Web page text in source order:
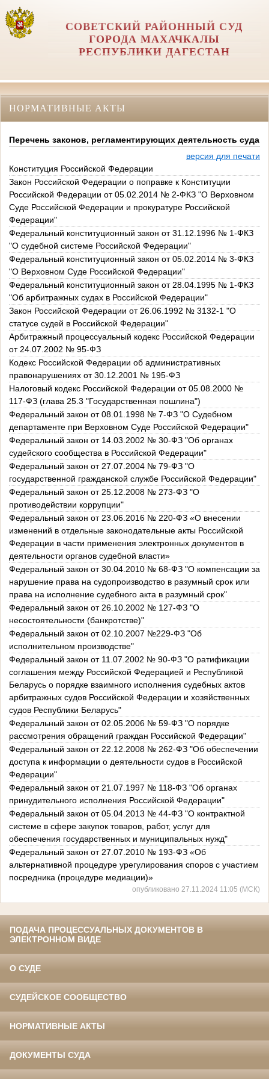
СОВЕТСКИЙ РАЙОННЫЙ СУД
ГОРОДА МАХАЧКАЛЫ
РЕСПУБЛИКИ ДАГЕСТАН
НОРМАТИВНЫЕ АКТЫ
Перечень законов, регламентирующих деятельность суда
версия для печати
Конституция Российской Федерации
Закон Российской Федерации о поправке к Конституции
Российской Федерации от 05.02.2014 № 2-ФКЗ "О Верховном
Суде Российской Федерации и прокуратуре Российской
Федерации"
Федеральный конституционный закон от 31.12.1996 № 1-ФКЗ
"О судебной системе Российской Федерации"
Федеральный конституционный закон от 05.02.2014 № 3-ФКЗ
"О Верховном Суде Российской Федерации"
Федеральный конституционный закон от 28.04.1995 № 1-ФКЗ
"Об арбитражных судах в Российской Федерации"
Закон Российской Федерации от 26.06.1992 № 3132-1 "О
статусе судей в Российской Федерации"
Арбитражный процессуальный кодекс Российской Федерации
от 24.07.2002 № 95-ФЗ
Кодекс Российской Федерации об административных
правонарушениях от 30.12.2001 № 195-ФЗ
Налоговый кодекс Российской Федерации от 05.08.2000 №
117-ФЗ (глава 25.3 "Государственная пошлина")
Федеральный закон от 08.01.1998 № 7-ФЗ "О Судебном
департаменте при Верховном Суде Российской Федерации"
Федеральный закон от 14.03.2002 № 30-ФЗ "Об органах
судейского сообщества в Российской Федерации"
Федеральный закон от 27.07.2004 № 79-ФЗ "О
государственной гражданской службе Российской Федерации"
Федеральный закон от 25.12.2008 № 273-ФЗ "О
противодействии коррупции"
Федеральный закон от 23.06.2016 № 220-ФЗ «О внесении
изменений в отдельные законодательные акты Российской
Федерации в части применения электронных документов в
деятельности органов судебной власти»
Федеральный закон от 30.04.2010 № 68-ФЗ "О компенсации за
нарушение права на судопроизводство в разумный срок или
права на исполнение судебного акта в разумный срок"
Федеральный закон от 26.10.2002 № 127-ФЗ "О
несостоятельности (банкротстве)"
Федеральный закон от 02.10.2007 №229-ФЗ "Об
исполнительном производстве"
Федеральный закон от 11.07.2002 № 90-ФЗ "О ратификации
соглашения между Российской Федерацией и Республикой
Беларусь о порядке взаимного исполнения судебных актов
арбитражных судов Российской Федерации и хозяйственных
судов Республики Беларусь"
Федеральный закон от 02.05.2006 № 59-ФЗ "О порядке
рассмотрения обращений граждан Российской Федерации"
Федеральный закон от 22.12.2008 № 262-ФЗ "Об обеспечении
доступа к информации о деятельности судов в Российской
Федерации"
Федеральный закон от 21.07.1997 № 118-ФЗ "Об органах
принудительного исполнения Российской Федерации"
Федеральный закон от 05.04.2013 № 44-ФЗ "О контрактной
системе в сфере закупок товаров, работ, услуг для
обеспечения государственных и муниципальных нужд"
Федеральный закон от 27.07.2010 № 193-ФЗ «Об
альтернативной процедуре урегулирования споров с участием
посредника (процедуре медиации)»
опубликовано 27.11.2024 11:05 (МСК)
ПОДАЧА ПРОЦЕССУАЛЬНЫХ ДОКУМЕНТОВ В
ЭЛЕКТРОННОМ ВИДЕ
О СУДЕ
СУДЕЙСКОЕ СООБЩЕСТВО
НОРМАТИВНЫЕ АКТЫ
ДОКУМЕНТЫ СУДА